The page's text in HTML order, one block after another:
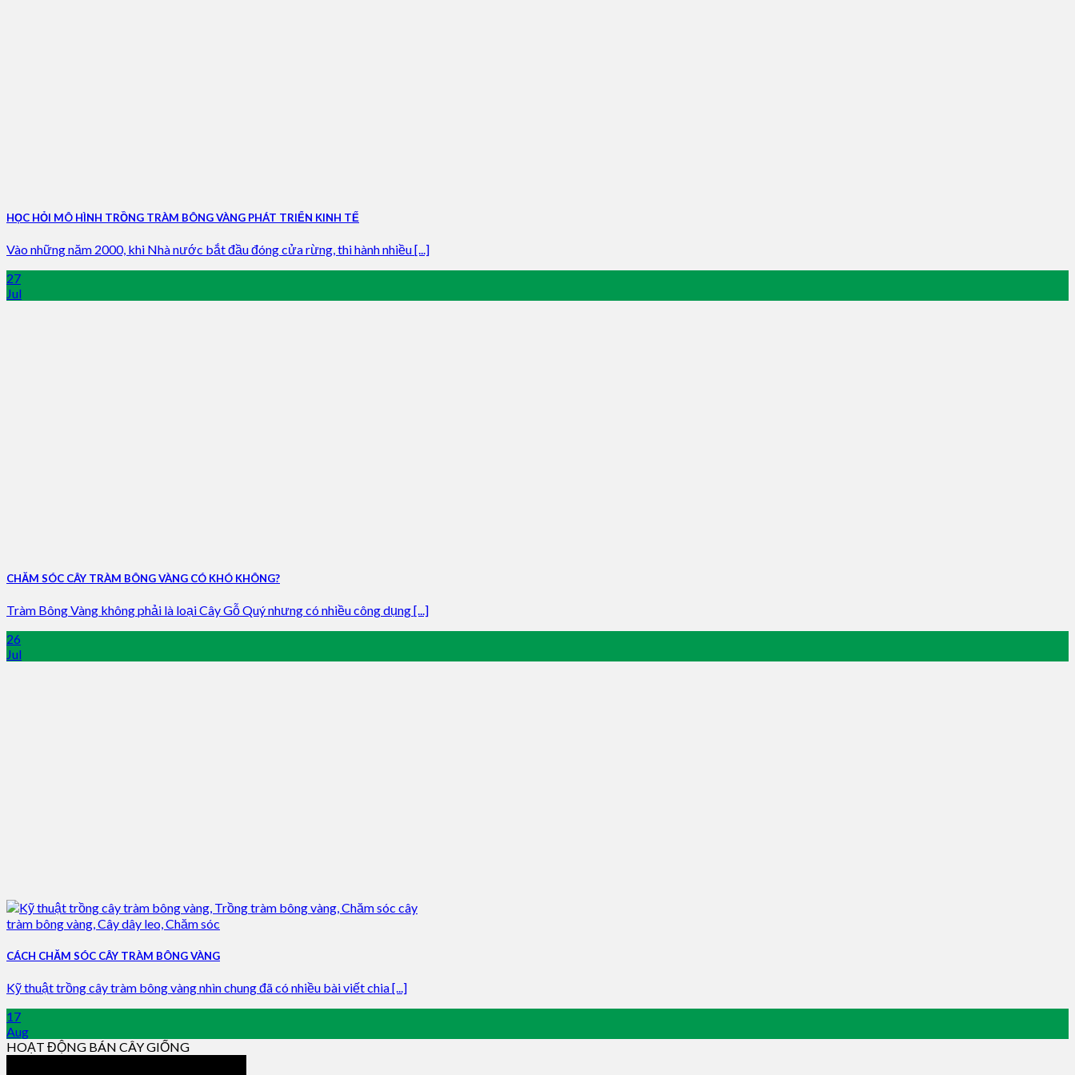
HỌC HỎI MÔ HÌNH TRỒNG TRÀM BÔNG VÀNG PHÁT TRIỂN KINH TẾ
Vào những năm 2000, khi Nhà nước bắt đầu đóng cửa rừng, thi hành nhiều [...]
27
Jul
CHĂM SÓC CÂY TRÀM BÔNG VÀNG CÓ KHÓ KHÔNG?
Tràm Bông Vàng không phải là loại Cây Gỗ Quý nhưng có nhiều công dụng [...]
26
Jul
CÁCH CHĂM SÓC CÂY TRÀM BÔNG VÀNG
Kỹ thuật trồng cây tràm bông vàng nhìn chung đã có nhiều bài viết chia [...]
17
Aug
HOẠT ĐỘNG BÁN CÂY GIỐNG